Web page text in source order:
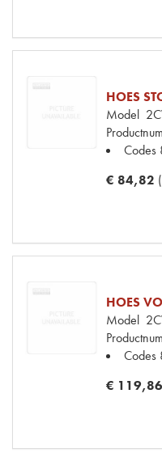
HOES
Model
Codes
€ 84,82
HOES
Model
Codes
€ 119,86